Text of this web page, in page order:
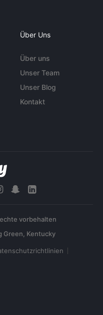
Über Uns
Über uns
Unser Team
Unser Blog
Kontakt
vorbehalten